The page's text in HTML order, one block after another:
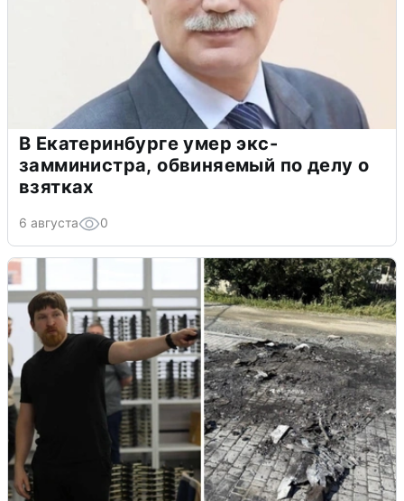
В Екатеринбурге умер экс-
замминистра, обвиняемый по делу о
взятках
6 августа 0